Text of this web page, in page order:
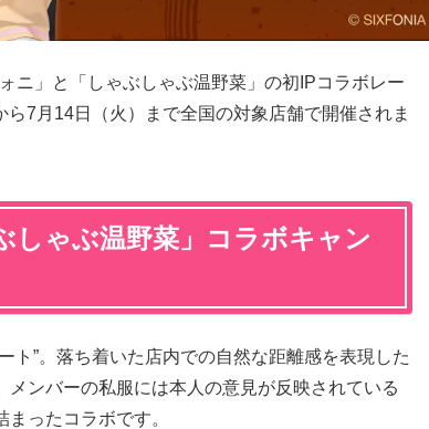
ニ」と「しゃぶしゃぶ温野菜」の初IPコラボレー
7月14日（火）まで全国の対象店舗で開催されま
しゃぶ温野菜」コラボキャン
ト”。落ち着いた店内での自然な距離感を表現した
ンバーの私服には本人の意見が反映されている
ったコラボです。